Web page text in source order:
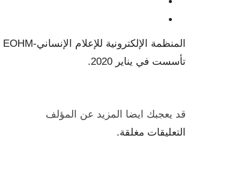
تأسست في يناير 2020.
قد يعجبك ايضا
المزيد عن المؤلف
التعليقات مغلقة.